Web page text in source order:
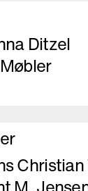
Ditzel
Christian